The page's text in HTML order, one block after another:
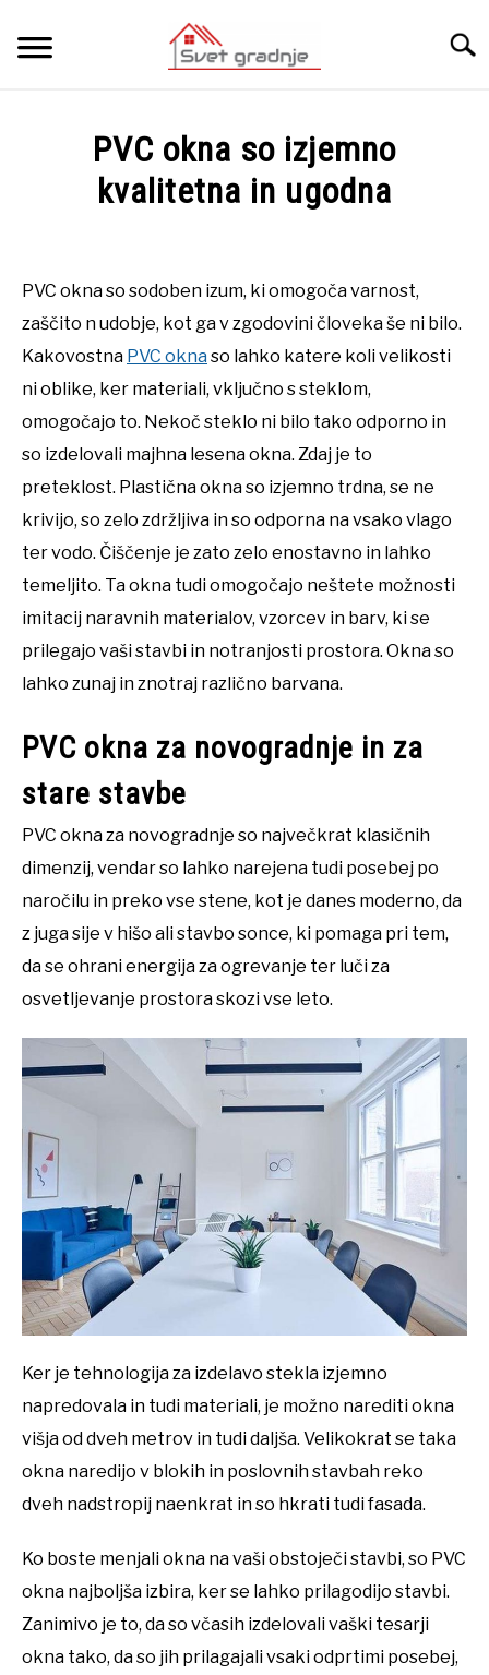
content
KONTAKT
PVC okna so izjemno
kvalitetna in ugodna
in
Oprema
PVC okna so sodoben izum, ki omogoča varnost,
zaščito n udobje, kot ga v zgodovini človeka še ni bilo.
Kakovostna PVC okna so lahko katere koli velikosti
ni oblike, ker materiali, vključno s steklom,
omogočajo to. Nekoč steklo ni bilo tako odporno in
so izdelovali majhna lesena okna. Zdaj je to
preteklost. Plastična okna so izjemno trdna, se ne
krivijo, so zelo zdržljiva in so odporna na vsako vlago
ter vodo. Čiščenje je zato zelo enostavno in lahko
temeljito. Ta okna tudi omogočajo neštete možnosti
imitacij naravnih materialov, vzorcev in barv, ki se
prilegajo vaši stavbi in notranjosti prostora. Okna so
lahko zunaj in znotraj različno barvana.
PVC okna za novogradnje in za
stare stavbe
PVC okna za novogradnje so največkrat klasičnih
dimenzij, vendar so lahko narejena tudi posebej po
naročilu in preko vse stene, kot je danes moderno, da
z juga sije v hišo ali stavbo sonce, ki pomaga pri tem,
da se ohrani energija za ogrevanje ter luči za
osvetljevanje prostora skozi vse leto.
Ker je tehnologija za izdelavo stekla izjemno
napredovala in tudi materiali, je možno narediti okna
višja od dveh metrov in tudi daljša. Velikokrat se taka
okna naredijo v blokih in poslovnih stavbah reko
dveh nadstropij naenkrat in so hkrati tudi fasada.
Ko boste menjali okna na vaši obstoječi stavbi, so PVC
okna najboljša izbira, ker se lahko prilagodijo stavbi.
Zanimivo je to, da so včasih izdelovali vaški tesarji
okna tako, da so jih prilagajali vsaki odprtimi posebej,